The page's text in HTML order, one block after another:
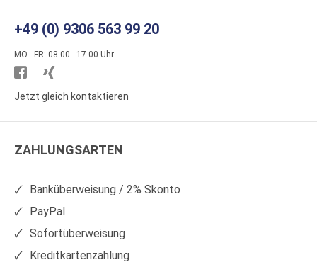
+49 (0) 9306 563 99 20
MO - FR: 08.00 - 17.00 Uhr
Besuchen
Sie
auf
Sie
auf
Jetzt gleich kontaktieren
ZAHLUNGSARTEN
Banküberweisung / 2% Skonto
PayPal
Sofortüberweisung
Kreditkartenzahlung